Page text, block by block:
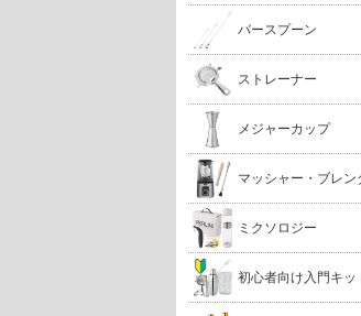
バースプーン
ストレーナー
メジャーカップ
マッシャー・ブレン
ミクソロジー
初心者向け入門キッ